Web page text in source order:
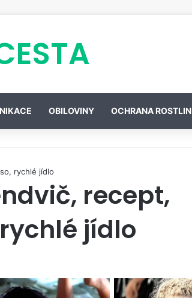
OBILOVINY OCHRANA ROSTLIN
rychlé jídlo
recept,
jídlo